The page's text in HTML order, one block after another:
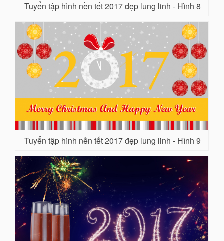
Tuyển tập hình nền tết 2017 đẹp lung linh - Hình 8
Tuyển tập hình nền tết 2017 đẹp lung linh - Hình 9